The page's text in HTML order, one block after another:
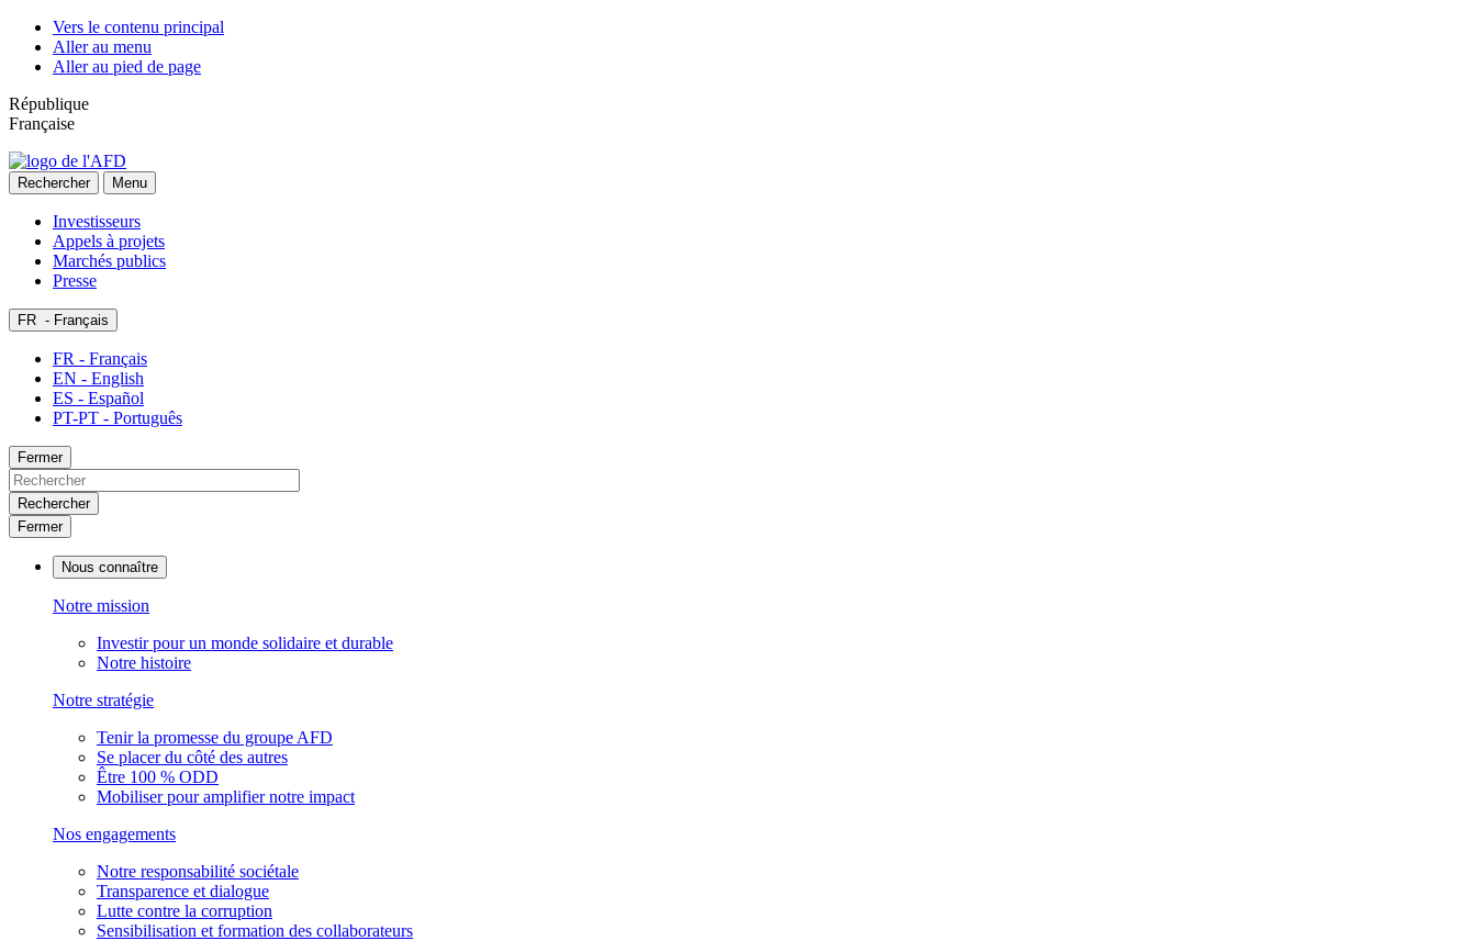
Vers le contenu principal
Aller au menu
Aller au pied de page
République
Française
Rechercher Menu
Investisseurs
Appels à projets
Marchés publics
Presse
FR - Français
FR - Français
EN - English
ES - Español
PT-PT - Português
Fermer
Rechercher
Fermer
Nous connaître
Notre mission
Investir pour un monde solidaire et durable
Notre histoire
Notre stratégie
Tenir la promesse du groupe AFD
Se placer du côté des autres
Être 100 % ODD
Mobiliser pour amplifier notre impact
Nos engagements
Notre responsabilité sociétale
Transparence et dialogue
Lutte contre la corruption
Sensibilisation et formation des collaborateurs